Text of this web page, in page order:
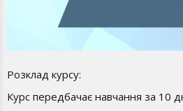
Розклад курсу:
Курс передбачає навчання за 10